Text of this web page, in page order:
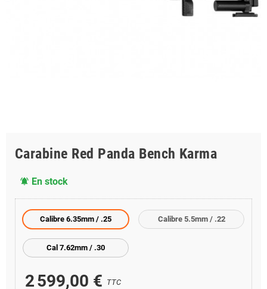
Carabine Red Panda Bench Karma
notifications_active En stock
Calibre 6.35mm / .25 Calibre 5.5mm / .22
Cal 7.62mm / .30
2 599,00 € TTC